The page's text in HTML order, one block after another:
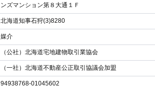
ンズマンション第８大通１Ｆ
北海道知事石狩(3)8280
媒介
（公社）北海道宅地建物取引業協会
（一社）北海道不動産公正取引協議会加盟
94938768-01045602